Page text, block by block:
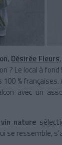
, Désirée Fleurs
? Le local à
%
avec un
vin nature
se ressemble,